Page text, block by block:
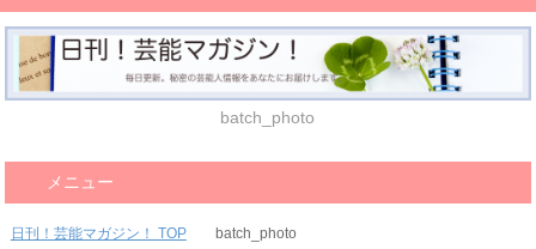
batch_photo
メニュー
日刊！芸能マガジン！ TOP batch_photo